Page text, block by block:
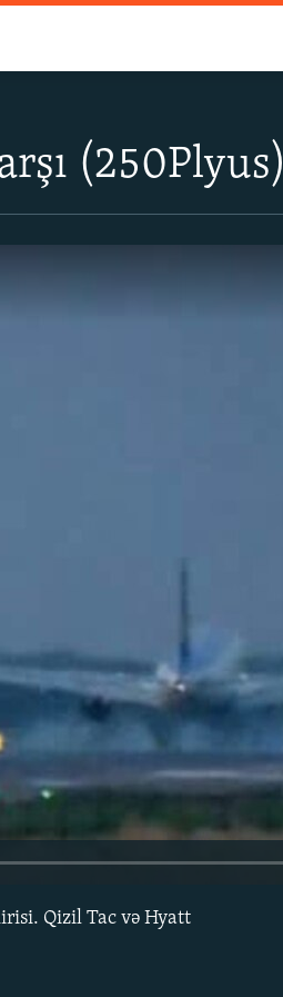
(250Plyus)
available
Qizil Tac və Hyatt